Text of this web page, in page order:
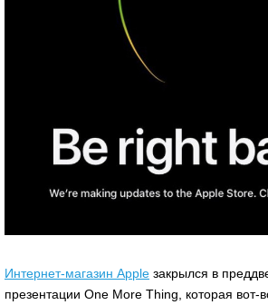
Интернет-магазин Apple закрылся в
презентации One More Thing, которая вот-